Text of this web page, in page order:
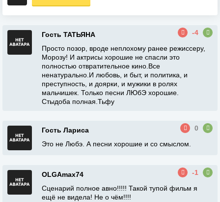
Гость ТАТЬЯНА
-4
Просто позор, вроде неплохому ранее режиссеру,
Морозу! И актрисы хорошие не спасли это
полностью отвратительное кино.Все
ненатурально.И любовь, и быт, и политика, и
преступность, и доярки, и мужики в ролях
мальчишек. Только песни ЛЮбЭ хорошие.
Стыдоба полная.Тьфу
Гость Лариса
0
Это не Любэ. А песни хорошие и со смыслом.
OLGAmax74
-1
Сценарий полное авно!!!!! Такой тупой фильм я
ещё не видела! Не о чём!!!!